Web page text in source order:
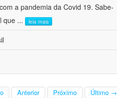
a pandemia da Covid 19. Sabe-
que ... leia mais
Anterior Próximo Último →